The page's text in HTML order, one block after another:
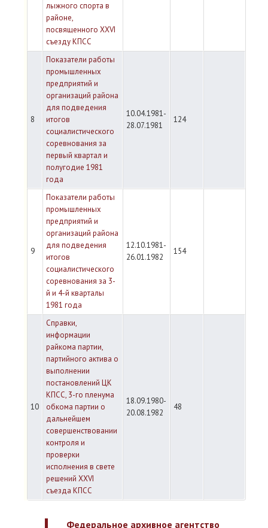
лыжного спорта в
районе,
посвященного XXVI
съезду КПСС
8
Показатели работы
промышленных
предприятий и
организаций района
для подведения
итогов
социалистического
соревнования за
первый квартал и
полугодие 1981
года
10.04.1981-
28.07.1981
124
9
Показатели работы
промышленных
предприятий и
организаций района
для подведения
итогов
социалистического
соревнования за 3-
й и 4-й кварталы
1981 года
12.10.1981-
26.01.1982
154
10
Справки,
информации
райкома партии,
партийного актива о
выполнении
постановлений ЦК
КПСС, 3-го пленума
обкома партии о
дальнейшем
совершенствовании
контроля и
проверки
исполнения в свете
решений XXVI
съезда КПСС
18.09.1980-
20.08.1982
48
Федеральное архивное агентство